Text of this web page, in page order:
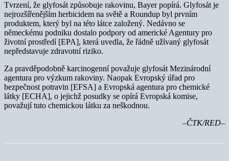
Tvrzení, že glyfosát způsobuje rakovinu, Bayer popírá. Glyfosát je
nejrozšířenějším herbicidem na světě a Roundup byl prvním
produktem, který byl na této látce založený. Nedávno se
německému podniku dostalo podpory od americké Agentury pro
životní prostředí [EPA], která uvedla, že řádně užívaný glyfosát
nepředstavuje zdravotní riziko.
Za pravděpodobně karcinogenní považuje glyfosát Mezinárodní
agentura pro výzkum rakoviny. Naopak Evropský úřad pro
bezpečnost potravin [EFSA] a Evropská agentura pro chemické
látky [ECHA], o jejichž posudky se opírá Evropská komise,
považují tuto chemickou látku za neškodnou.
–ČTK/RED–